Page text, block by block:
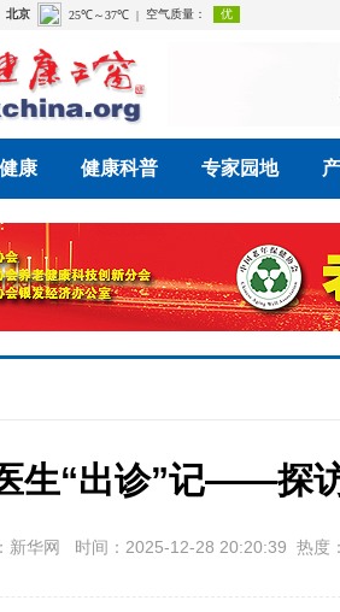
康 健康科普 专家园地
生“出诊”记——探
新华网 时间：2025-12-28 20:20:39 热度